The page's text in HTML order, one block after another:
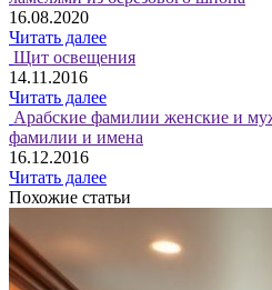
16.08.2020
Читать далее
Щит освещения
14.11.2016
Читать далее
Арабские фамилии женские и
фамилии и имена
16.12.2016
Читать далее
Похожие статьи